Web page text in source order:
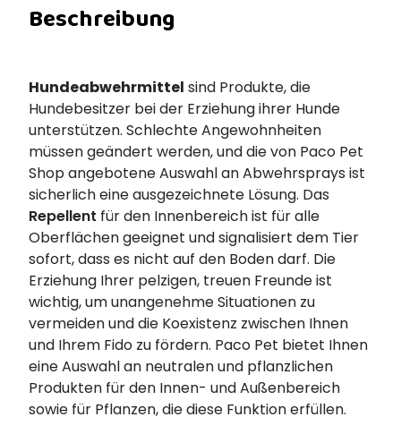
Beschreibung
Hundeabwehrmittel sind Produkte, die
Hundebesitzer bei der Erziehung ihrer Hunde
unterstützen. Schlechte Angewohnheiten
müssen geändert werden, und die von Paco Pet
Shop angebotene Auswahl an Abwehrsprays ist
sicherlich eine ausgezeichnete Lösung. Das
Repellent für den Innenbereich ist für alle
Oberflächen geeignet und signalisiert dem Tier
sofort, dass es nicht auf den Boden darf. Die
Erziehung Ihrer pelzigen, treuen Freunde ist
wichtig, um unangenehme Situationen zu
vermeiden und die Koexistenz zwischen Ihnen
und Ihrem Fido zu fördern. Paco Pet bietet Ihnen
eine Auswahl an neutralen und pflanzlichen
Produkten für den Innen- und Außenbereich
sowie für Pflanzen, die diese Funktion erfüllen.